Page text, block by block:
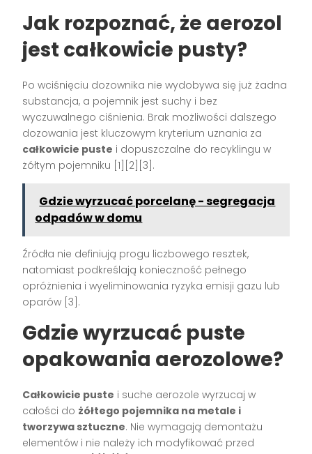
Jak rozpoznać, że aerozol
jest całkowicie pusty?
Po wciśnięciu dozownika nie wydobywa się już żadna
substancja, a pojemnik jest suchy i bez
wyczuwalnego ciśnienia. Brak możliwości dalszego
dozowania jest kluczowym kryterium uznania za
całkowicie puste i dopuszczalne do recyklingu w
żółtym pojemniku [1][2][3].
Gdzie wyrzucać porcelanę - segregacja
odpadów w domu
Źródła nie definiują progu liczbowego resztek,
natomiast podkreślają konieczność pełnego
opróżnienia i wyeliminowania ryzyka emisji gazu lub
oparów [3].
Gdzie wyrzucać puste
opakowania aerozolowe?
Całkowicie puste i suche aerozole wyrzucaj w
całości do żółtego pojemnika na metale i
tworzywa sztuczne. Nie wymagają demontażu
elementów i nie należy ich modyfikować przed